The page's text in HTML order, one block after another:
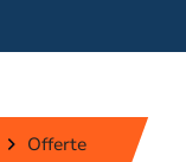
Offerte